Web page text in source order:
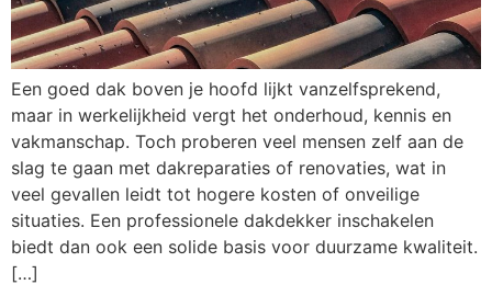
Een goed dak boven je hoofd lijkt vanzelfsprekend,
maar in werkelijkheid vergt het onderhoud, kennis en
vakmanschap. Toch proberen veel mensen zelf aan de
slag te gaan met dakreparaties of renovaties, wat in
veel gevallen leidt tot hogere kosten of onveilige
situaties. Een professionele dakdekker inschakelen
biedt dan ook een solide basis voor duurzame kwaliteit.
[…]